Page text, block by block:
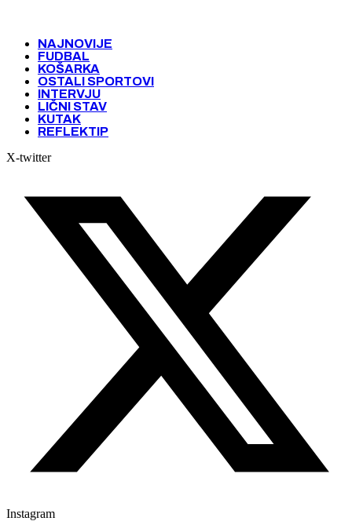
NAJNOVIJE
FUDBAL
KOŠARKA
OSTALI SPORTOVI
INTERVJU
LIČNI STAV
KUTAK
REFLEKTIP
X-twitter
Instagram